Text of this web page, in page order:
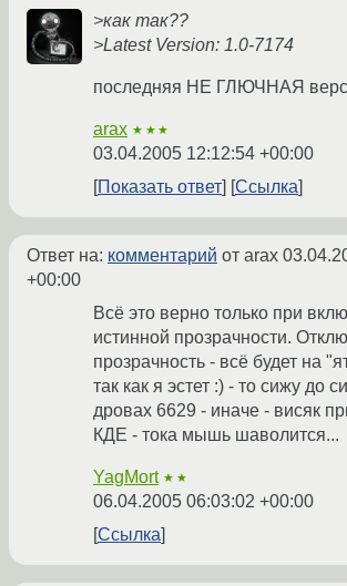
>как так??
>Latest Version: 1.0-7174
последняя НЕ ГЛЮЧНАЯ
arax ★★★
03.04.2005 12:12:54 +00:00
Показать ответ
Ссылка
Ответ на: комментарий от arax
+00:00
Всё это верно только при
истинной прозрачности.
прозрачность - всё будет на
так как я эстет :) - то сижу до
дровах 6629 - иначе - висяк
КДЕ - тока мышь шаволится...
YagMort ★★
06.04.2005 06:03:02 +00:00
Ссылка